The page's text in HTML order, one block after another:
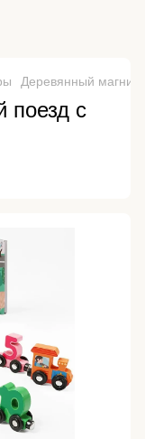
Деревянный
поезд с